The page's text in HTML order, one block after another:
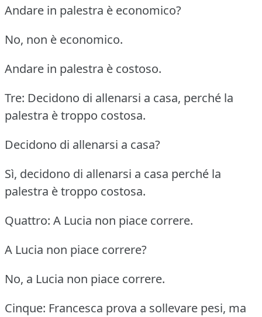
Andare in palestra è economico?
No, non è economico.
Andare in palestra è costoso.
Tre: Decidono di allenarsi a casa, perché la
palestra è troppo costosa.
Decidono di allenarsi a casa?
Sì, decidono di allenarsi a casa perché la
palestra è troppo costosa.
Quattro: A Lucia non piace correre.
A Lucia non piace correre?
No, a Lucia non piace correre.
Cinque: Francesca prova a sollevare pesi, ma